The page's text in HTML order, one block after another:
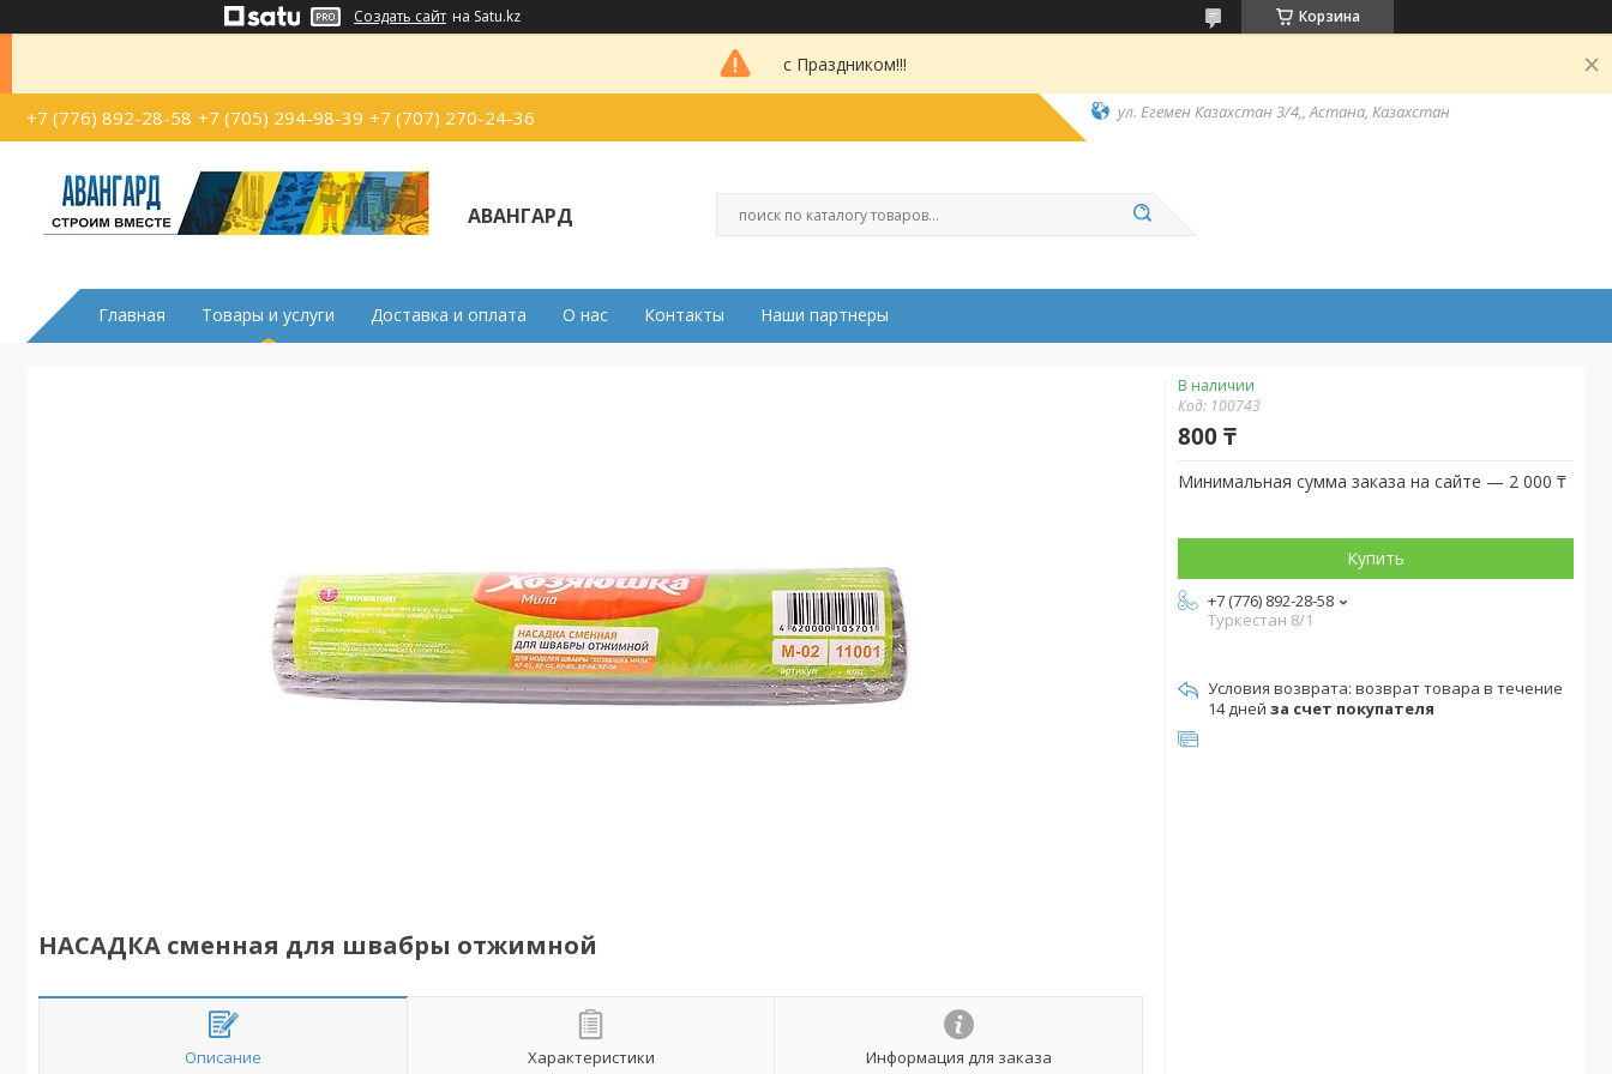
Создать сайт на Satu.kz Корзина
с Праздником!!!
+7 (776) 892-28-58 +7 (705) 294-98-39 +7 (707) 270-24-36 ул. Егемен Казахстан 3/4,, Астана, Казахстан
АВАНГАРД
Главная Товары и услуги Доставка и оплата О нас Контакты Наши партнеры
НАСАДКА сменная для швабры отжимной
Описание Характеристики Информация для заказа
В наличии
Код: 100743
800 ₸
Минимальная сумма заказа на сайте — 2 000 ₸
Купить
+7 (776) 892-28-58
Туркестан 8/1
возврат товара в течение
14 дней за счет покупателя